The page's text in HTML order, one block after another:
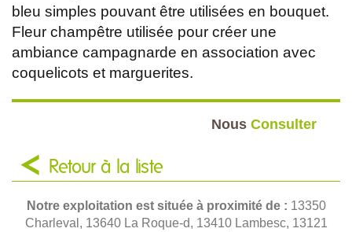
bleu simples pouvant être utilisées en bouquet.
Fleur champêtre utilisée pour créer une
ambiance campagnarde en association avec
coquelicots et marguerites.
Nous Consulter
Retour à la liste
Notre exploitation est située à proximité de : 13350
Charleval, 13640 La Roque-d, 13410 Lambesc, 13121